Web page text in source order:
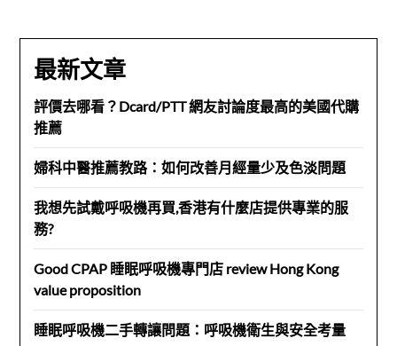
最新文章
評價去哪看？Dcard/PTT 網友討論度最高的美國代購
推薦
婦科中醫推薦教路：如何改善月經量少及色淡問題
我想先試戴呼吸機再買,香港有什麼店提供專業的服
務?
Good CPAP 睡眠呼吸機專門店 review Hong Kong
value proposition
睡眠呼吸機二手轉讓問題：呼吸機衛生與安全考量